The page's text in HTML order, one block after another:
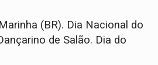
(BR). Dia Nacional do
de Salão. Dia do